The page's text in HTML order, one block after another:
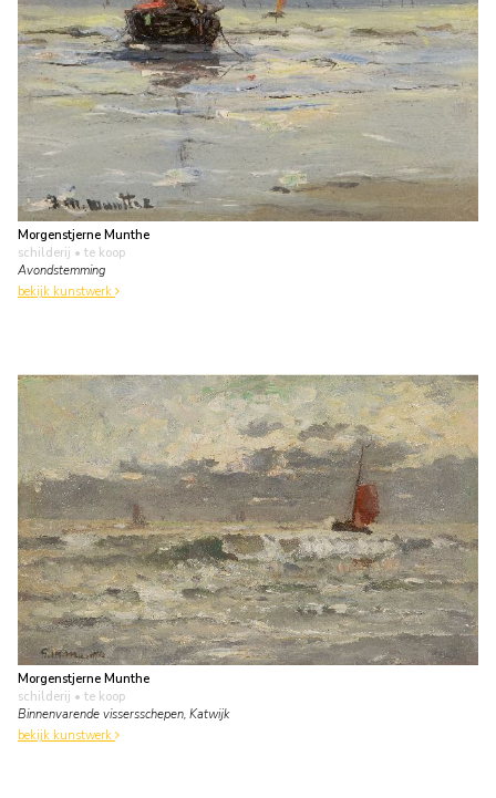
Morgenstjerne Munthe
schilderij • te koop
Avondstemming
bekijk kunstwerk
Morgenstjerne Munthe
schilderij • te koop
Binnenvarende vissersschepen, Katwijk
bekijk kunstwerk